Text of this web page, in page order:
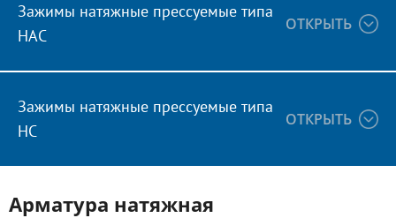
Зажимы натяжные прессуемые типа
НАС
ОТКРЫТЬ
Зажимы натяжные прессуемые типа
НС
ОТКРЫТЬ
Арматура натяжная